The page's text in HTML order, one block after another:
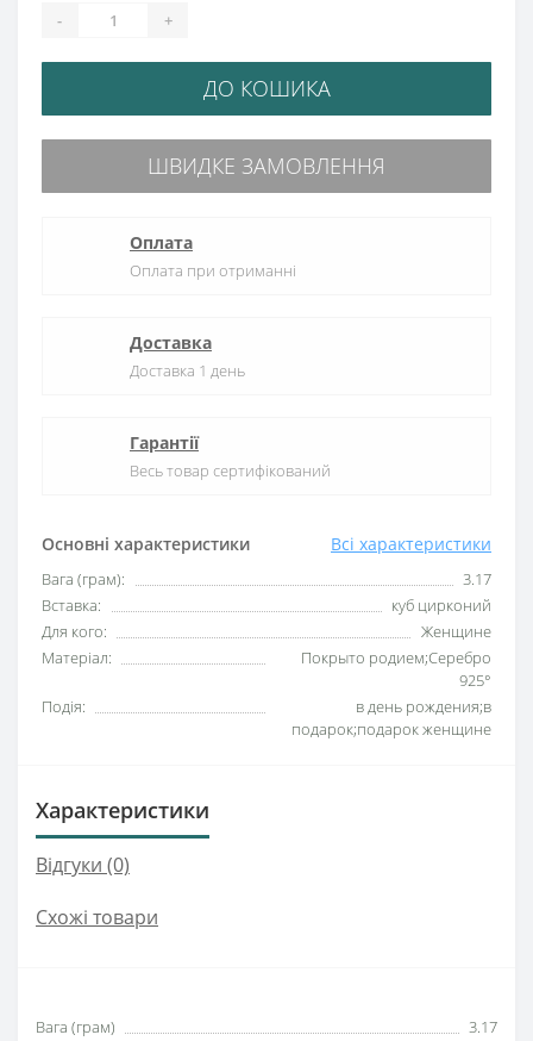
Основні характеристики Всі характеристики
Вага (грам):
3.17
Вставка:
куб цирконий
Для кого:
Женщине
Матеріал:
Покрыто родием;Серебро
925°
Подія:
в день рождения;в
подарок;подарок женщине
- +
ДО КОШИКА
ШВИДКЕ ЗАМОВЛЕННЯ
Оплата
Оплата при отриманні
Доставка
Доставка 1 день
Гарантії
Весь товар сертифікований
Характеристики
Відгуки (0)
Схожі товари
Вага (грам)
3.17